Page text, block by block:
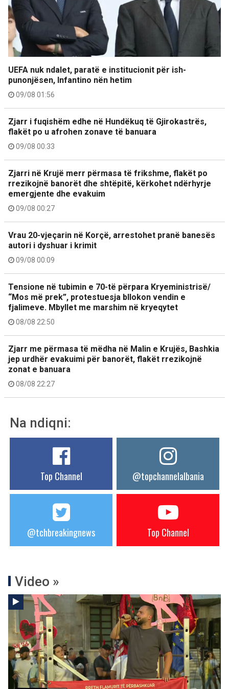
UEFA nuk ndalet, paratë e institucionit për ish-
punonjësen, Infantino nën hetim
09/08 01:56
Zjarr i fuqishëm edhe në Hundëkuq të Gjirokastrës,
flakët po u afrohen zonave të banuara
09/08 00:33
Zjarri në Krujë merr përmasa të frikshme, flakët po
rrezikojnë banorët dhe shtëpitë, kërkohet ndërhyrje
emergjente dhe evakuim
09/08 00:27
Vrau 20-vjeçarin në Korçë, arrestohet pranë banesës
autori i dyshuar i krimit
09/08 00:09
Tensione në tubimin e 70-të përpara Kryeministrisë/
“Mos më prek”, protestuesja bllokon vendin e
fjalimeve. Mbyllet me marshim në kryeqytet
08/08 22:50
Zjarr me përmasa të mëdha në Malin e Krujës, Bashkia
jep urdhër evakuimi për banorët, flakët rrezikojnë
zonat e banuara
08/08 22:27
Na ndiqni:
Top Channel @topchannelalbania
@tchbreakingnews Top Channel
Video »